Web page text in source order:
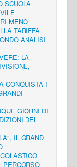
SCUOLA
MENO
TARIFFA
ANALISI
LA
CONQUISTA I
GIORNI DI
DEL
IL GRAND
PERCORSO